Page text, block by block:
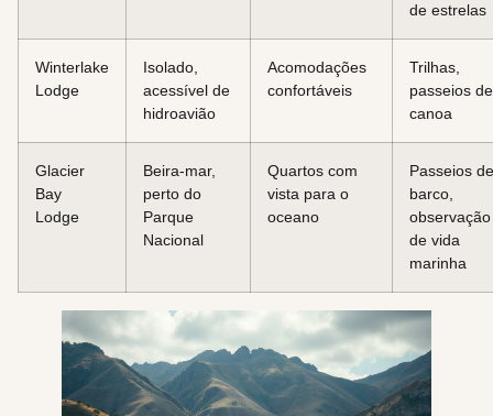
de estrelas
Winterlake
Lodge
Isolado,
acessível de
hidroavião
Acomodações
confortáveis
Trilhas,
passeios de
canoa
Glacier
Bay
Lodge
Beira-mar,
perto do
Parque
Nacional
Quartos com
vista para o
oceano
Passeios de
barco,
observação
de vida
marinha